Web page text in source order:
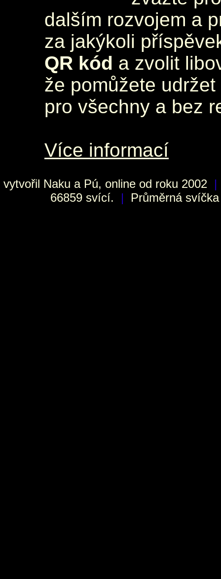
dalším rozvojem a
za jakýkoli
QR kód a zvolit
že pomůžete
pro všechny a bez
Více informací
vytvořil Naku a Pú, online od roku 2002 |
66859 svící.
| Průměrná